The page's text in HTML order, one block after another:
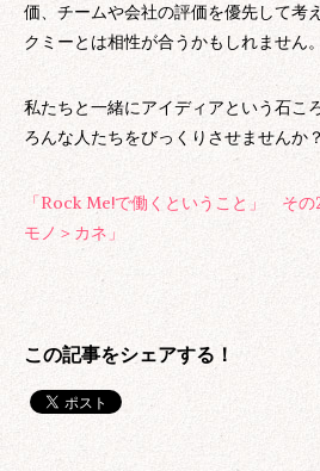
価、チームや会社の評価を優先して考
クミーとは相性が合うかもしれません。
私たちと一緒にアイディアという石こ
ろんな人たちをびっくりさせませんか？
「Rock Me!で働くということ」 そ
モノ＞カネ」